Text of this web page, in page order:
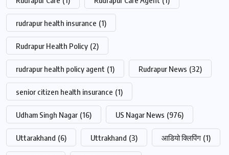
rudrapur health insurance (1)
Rudrapur Health Policy (2)
rudrapur health policy agent (1) Rudrapur News (32)
senior citizen health insurance (1)
Udham Singh Nagar (16) US Nagar News (976)
Uttarakhand (6) Uttrakhand (3) आडियो क्लिपिंग (1)